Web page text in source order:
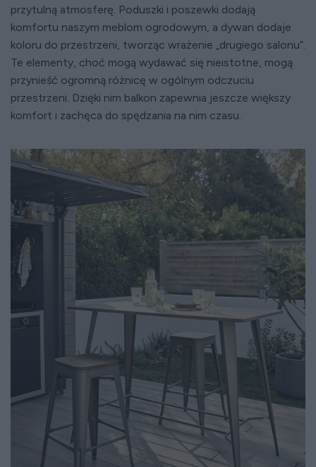
przytulną atmosferę. Poduszki i poszewki dodają
komfortu naszym meblom ogrodowym, a dywan dodaje
koloru do przestrzeni, tworząc wrażenie „drugiego salonu”.
Te elementy, choć mogą wydawać się nieistotne, mogą
przynieść ogromną różnicę w ogólnym odczuciu
przestrzeni. Dzięki nim balkon zapewnia jeszcze większy
komfort i zachęca do spędzania na nim czasu.